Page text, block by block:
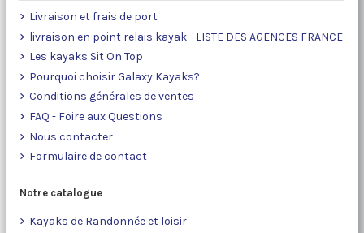
Livraison et frais de port
livraison en point relais kayak - LISTE DES AGENCES FRANCE
Les kayaks Sit On Top
Pourquoi choisir Galaxy Kayaks?
Conditions générales de ventes
FAQ - Foire aux Questions
Nous contacter
Formulaire de contact
Notre catalogue
Kayaks de Randonnée et loisir